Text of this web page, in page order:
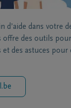
dans votre
des outils
des astuces